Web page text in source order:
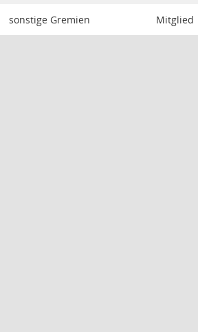
sonstige Gremien Mitglied